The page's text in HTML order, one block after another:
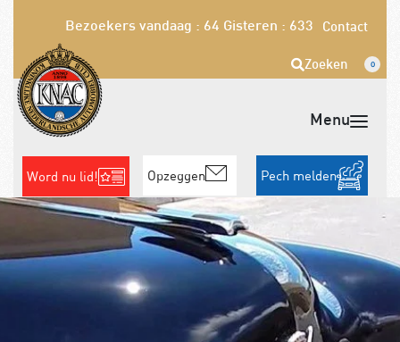
Bezoekers vandaag : 64 Gisteren : 633 Contact
Zoeken 0
Word nu lid! Opzeggen Pech melden